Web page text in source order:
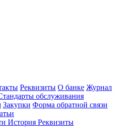
Реквизиты О банке Журнал
обслуживания
Закупки Форма обратной связи
История Реквизиты